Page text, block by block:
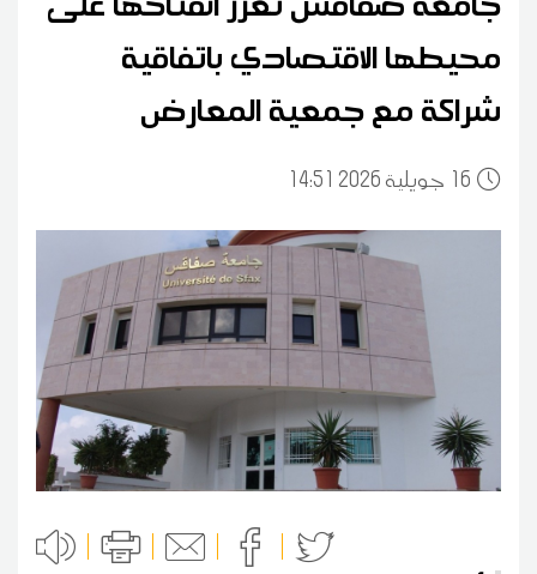
محيطها الاقتصادي باتفاقية
شراكة مع جمعية المعارض
16 14:51 2026 جويلية